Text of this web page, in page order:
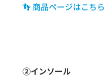
👣 商品ページはこちら
➁インソール